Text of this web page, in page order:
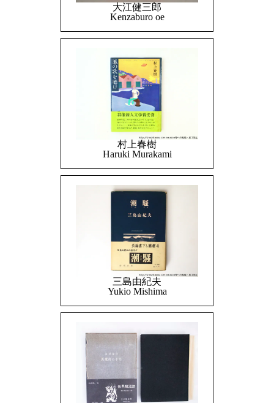
大江健三郎
Kenzaburo oe
村上春樹
Haruki Murakami
三島由紀夫
Yukio Mishima